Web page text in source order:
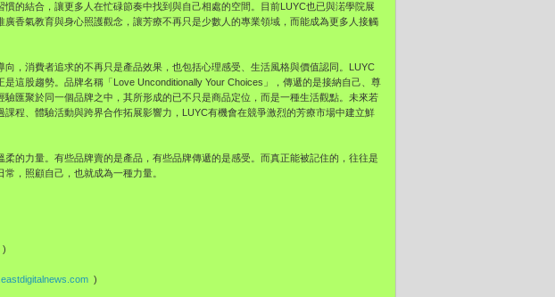
的結合，讓更多人在忙碌節奏中找到與自己相處的空間。目前LUYC也已與渃學院⁠展
香氣教育與身心照護觀念，讓芳療不再只是少數人的專業領域，而能成為更多人接觸
，消費者追求的不再只是產品效果，也包括心理感受、生活風格與價值認同。LUYC
這股趨勢。品牌名稱「Love Unconditionally Your Choices」，傳遞的是接納自己、尊
匯聚於同一個品牌之中，其所形成的已不只是商品定位，而是一種生活觀點。未來若
程、體驗活動與跨界合作拓展影響力，LUYC有機會在競爭激烈的芳療市場中建立鮮
的力量。有些品牌賣的是產品，有些品牌傳遞的是感受。而真正能被記住的，往往是
，照顧自己，也就成為一種力量。
)
)